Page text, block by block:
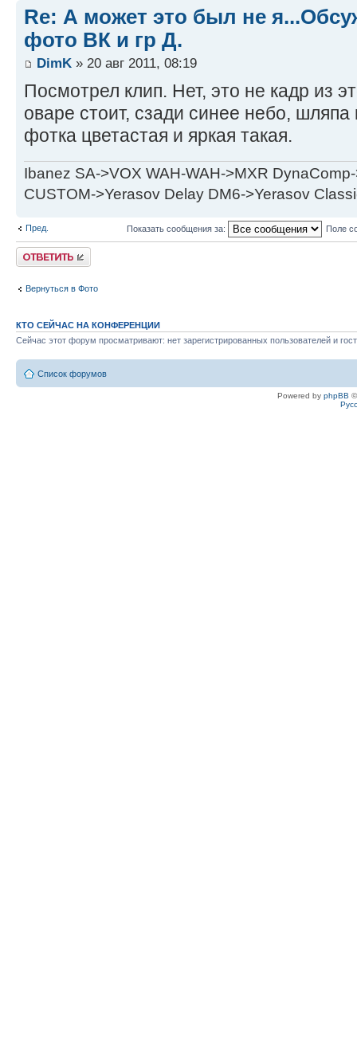
Re: А может это был не
фото ВК и гр Д.
DimK » 20 авг 2011, 08:19
Посмотрел клип. Нет, это не кадр из
оваре стоит, сзади синее небо,
фотка цветастая и яркая такая.
Ibanez SA->VOX WAH-WAH->MXR
CUSTOM->Yerasov Delay DM6->Yerasov
Пред. Показать сообщения за: Поле
Ответить
Вернуться в Фото
КТО СЕЙЧАС НА КОНФЕРЕНЦИИ
Сейчас этот форум просматривают: нет зарегистрированных пользователей и
Список форумов
Powered by phpBB